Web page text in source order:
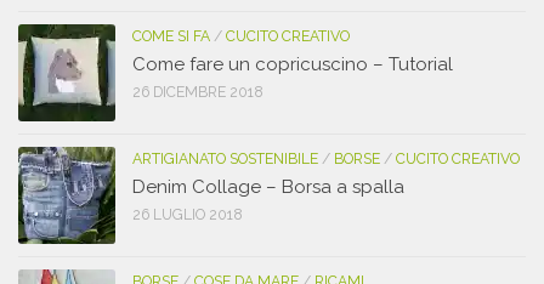
COME SI FA / CUCITO CREATIVO
Come fare un copricuscino – Tutorial
26 DICEMBRE 2018
ARTIGIANATO SOSTENIBILE / BORSE / CUCITO CREATIVO
Denim Collage – Borsa a spalla
26 LUGLIO 2018